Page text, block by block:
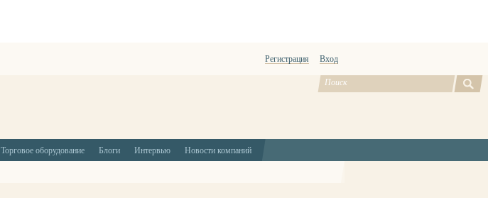
Регистрация Вход
Торговое оборудование Блоги Интервью Новости компаний